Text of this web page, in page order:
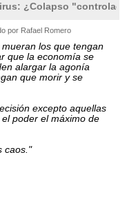
¿Colapso
por Rafael Romero
los que tengan
que la economía se
alargar la agonía
que morir y se
excepto aquellas
poder el máximo de
caos."